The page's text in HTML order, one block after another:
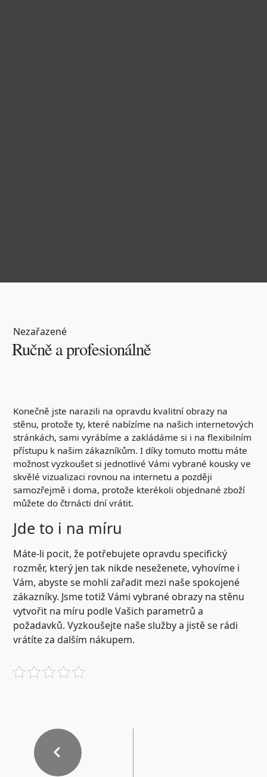
Nezařazené
Ručně a profesionálně
Konečně jste narazili na opravdu kvalitní obrazy na
stěnu, protože ty, které nabízíme na našich internetových
stránkách, sami vyrábíme a zakládáme si i na flexibilním
přístupu k našim zákazníkům. I díky tomuto mottu máte
možnost vyzkoušet si jednotlivé Vámi vybrané kousky ve
skvělé vizualizaci rovnou na internetu a později
samozřejmě i doma, protože kterékoli objednané zboží
můžete do čtrnácti dní vrátit.
Jde to i na míru
Máte-li pocit, že potřebujete opravdu specifický
rozměr, který jen tak nikde neseženete, vyhovíme i
Vám, abyste se mohli zařadit mezi naše spokojené
zákazníky. Jsme totiž Vámi vybrané obrazy na stěnu
vytvořit na míru podle Vašich parametrů a
požadavků. Vyzkoušejte naše služby a jistě se rádi
vrátíte za dalším nákupem.